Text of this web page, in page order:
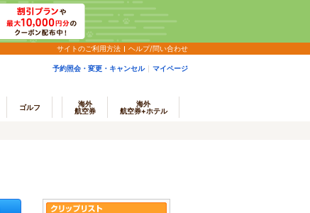
サイトのご利用方法 ヘルプ/問い合わせ
予約照会・変更・キャンセル マイページ
ゴルフ
海外
航空券
海外
航空券+ホテル